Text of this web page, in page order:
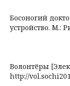
Босоногий
устройство. М.:
Волонтёры
http://